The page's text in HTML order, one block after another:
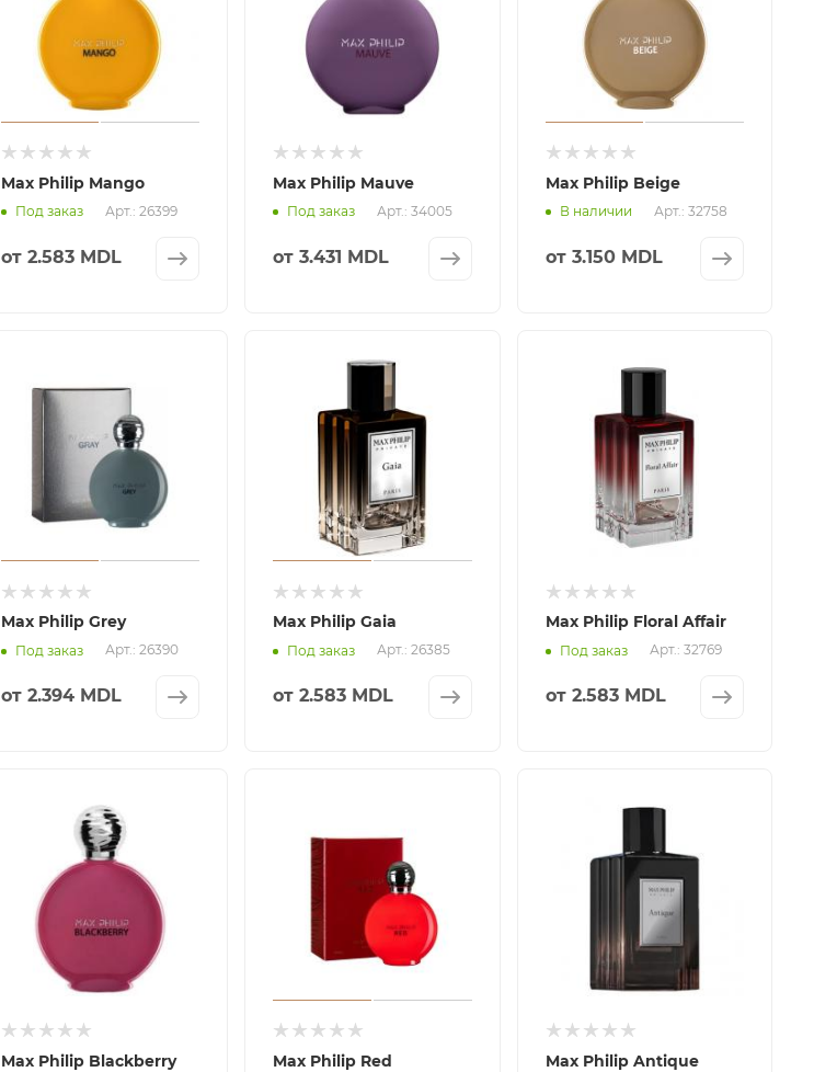
Max Philip Mango
Под заказ Арт.: 26399
от 2.583 MDL
Max Philip Mauve
Под заказ Арт.: 34005
от 3.431 MDL
Max Philip Beige
В наличии Арт.: 32758
от 3.150 MDL
Max Philip Grey
Под заказ Арт.: 26390
от 2.394 MDL
Max Philip Gaia
Под заказ Арт.: 26385
от 2.583 MDL
Max Philip Floral Affair
Под заказ Арт.: 32769
от 2.583 MDL
Max Philip Blackberry Max Philip Red Max Philip Antique